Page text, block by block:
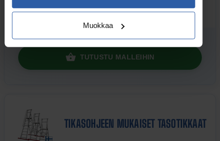
Muokkaa
TUTUSTU MALLEIHIN
TIKASOHJEEN MUKAISET TASOTIKKAAT